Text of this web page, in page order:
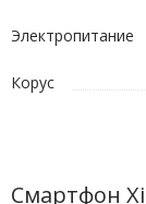
Электропитание
Корус
Смартфон